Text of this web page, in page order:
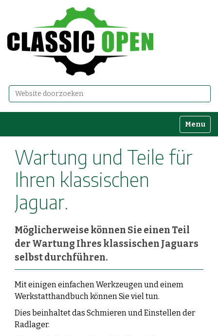
Zoek
Toggle
Wartung und Teile für
Ihren klassischen
Jaguar.
Möglicherweise können Sie einen Teil
der Wartung Ihres klassischen Jaguars
selbst durchführen.
Mit einigen einfachen Werkzeugen und einem
Werkstatthandbuch können Sie viel tun.
Dies beinhaltet das Schmieren und Einstellen der
Radlager.